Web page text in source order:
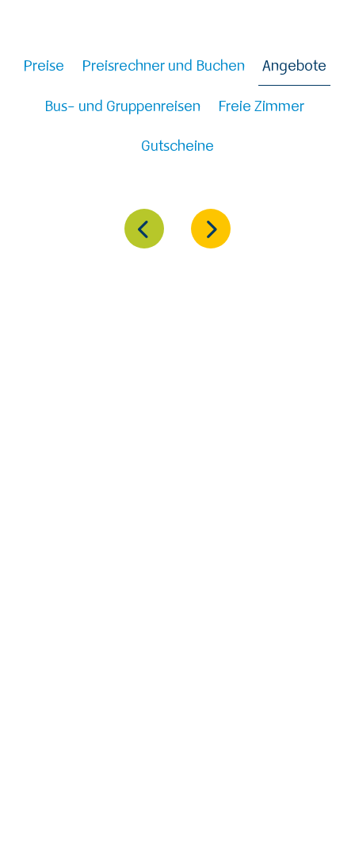
Preise Preisrechner und Buchen
Angebote
Bus- und Gruppenreisen
Freie Zimmer
Gutscheine